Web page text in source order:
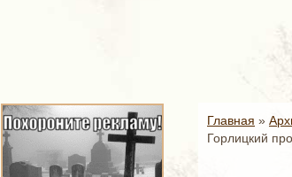
Главная »
Горлицкий